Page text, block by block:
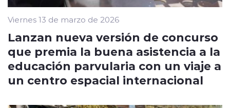
Viernes 13 de marzo de 2026
Lanzan nueva versión de concurso
que premia la buena asistencia a la
educación parvularia con un viaje a
un centro espacial internacional